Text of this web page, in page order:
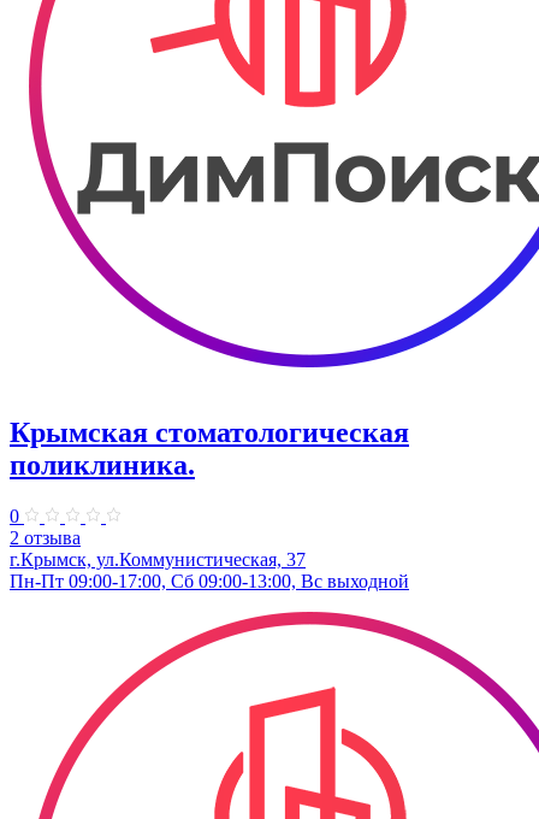
Крымская стоматологическая
поликлиника.
0
2 отзыва
г.Крымск, ул.Коммунистическая, 37
Пн-Пт 09:00-17:00, Сб 09:00-13:00, Вс выходной